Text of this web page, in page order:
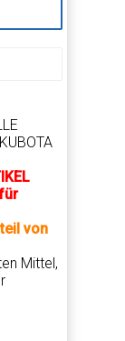
von
Mittel,